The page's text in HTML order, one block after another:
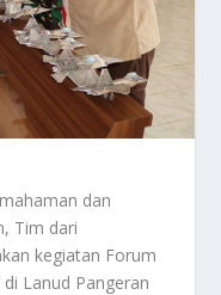
dan
Tim dari
kegiatan Forum
Lanud Pangeran